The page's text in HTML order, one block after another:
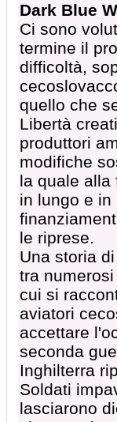
Dark Blue
Ci sono
termine il
difficoltà,
quello che
Libertà
produttori
modifiche
la quale alla
in lungo e in
le riprese.
Una storia
tra
cui si
aviatori
accettare
seconda
Inghilterra
Soldati
lasciarono